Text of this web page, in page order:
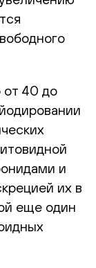
от 40 до
и
их в
еще один